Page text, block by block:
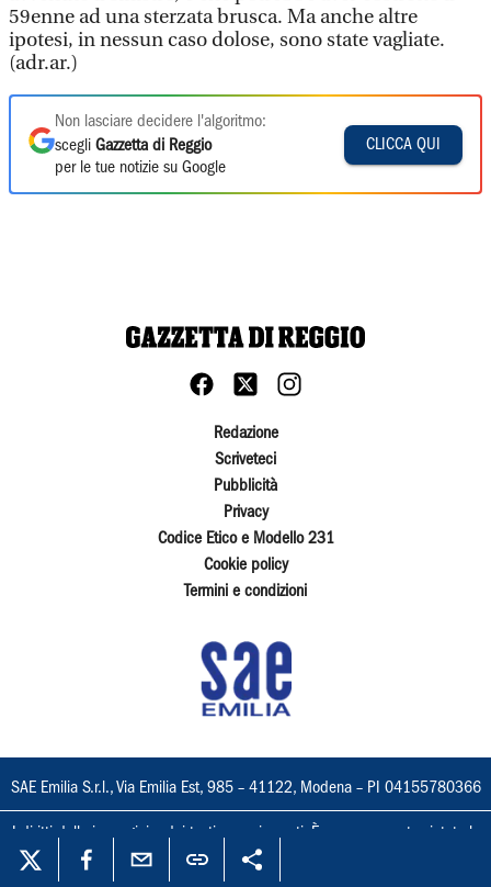
59enne ad una sterzata brusca. Ma anche altre
ipotesi, in nessun caso dolose, sono state vagliate.
(adr.ar.)
Non lasciare decidere l'algoritmo:
scegli Gazzetta di Reggio
per le tue notizie su Google
CLICCA QUI
Redazione
Scriveteci
Pubblicità
Privacy
Codice Etico e Modello 231
Cookie policy
Termini e condizioni
SAE Emilia S.r.l., Via Emilia Est, 985 – 41122, Modena – PI 04155780366
I diritti delle immagini e dei testi sono riservati. È espressamente vietata la
loro riproduzione con qualsiasi mezzo e l'adattamento totale o parziale.